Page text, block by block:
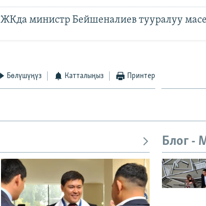
ЖКда министр Бейшеналиев тууралуу
Бөлүшүңүз Катталыңыз Принтер
Блог -